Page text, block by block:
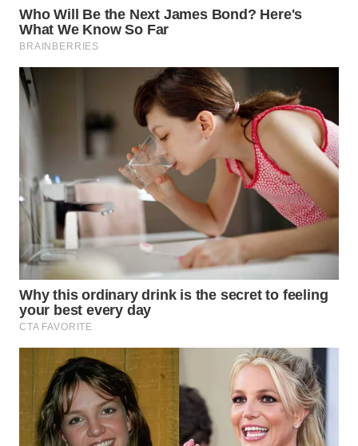
LABUHANBATU
WN
TAPANULI
WN
TEBING
TINGGI
WN
PAKPAK
WN
WN
BEKASI
WN